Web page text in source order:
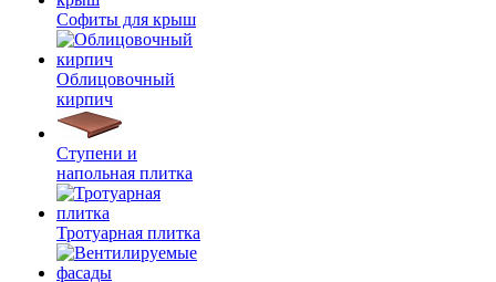
Софиты для крыш
Облицовочный
кирпич
Ступени и
напольная плитка
Тротуарная плитка